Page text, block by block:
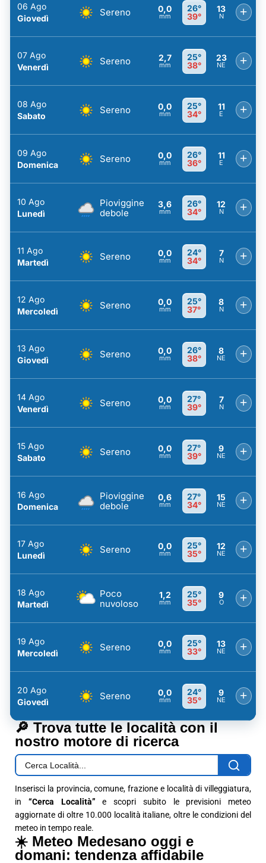
06 Ago
Giovedì
Sereno 0,0
mm
26°
39°
13
N +
07 Ago
Venerdì
Sereno 2,7
mm
25°
38°
23
NE +
08 Ago
Sabato
Sereno 0,0
mm
25°
34°
11
E +
09 Ago
Domenica
Sereno 0,0
mm
26°
36°
11
E +
10 Ago
Lunedì
Pioviggine
debole
3,6
mm
26°
34°
12
N +
11 Ago
Martedì
Sereno 0,0
mm
24°
34°
7
N +
12 Ago
Mercoledì
Sereno 0,0
mm
25°
37°
8
N +
13 Ago
Giovedì
Sereno 0,0
mm
26°
38°
8
NE +
14 Ago
Venerdì
Sereno 0,0
mm
27°
39°
7
N +
15 Ago
Sabato
Sereno 0,0
mm
27°
39°
9
NE +
16 Ago
Domenica
Pioviggine
debole
0,6
mm
27°
34°
15
NE +
17 Ago
Lunedì
Sereno 0,0
mm
25°
35°
12
NE +
18 Ago
Martedì
Poco
nuvoloso
1,2
mm
25°
35°
9
O +
19 Ago
Mercoledì
Sereno 0,0
mm
25°
33°
13
NE +
20 Ago
Giovedì
Sereno 0,0
mm
24°
35°
9
NE +
🔎 Trova tutte le località con il
nostro motore di ricerca
Inserisci la provincia, comune, frazione e località di villeggiatura,
in “Cerca Località” e scopri subito le previsioni meteo
aggiornate di oltre 10.000 località italiane, oltre le condizioni del
meteo in tempo reale.
☀️ Meteo Medesano oggi e
domani: tendenza affidabile